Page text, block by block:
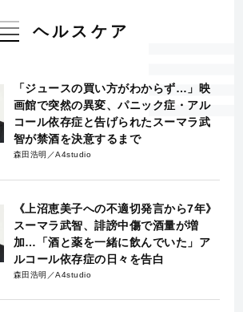
ヘルスケア
「ジュースの買い方がわからず…」映
画館で突然の異変、パニック症・アル
コール依存症と告げられたスーマラ武
智が禁酒を決意するまで
森田浩明／A4studio
《上沼恵美子への不適切発言から7年》
スーマラ武智、誹謗中傷で酒量が増
加…「酒と薬を一緒に飲んでいた」ア
ルコール依存症の日々を告白
森田浩明／A4studio